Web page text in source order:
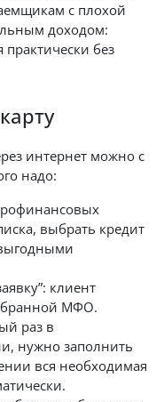
с плохой
доходом:
без
интернет можно с
надо:
выбрать кредит
клиент
МФО.
раз в
нужно заполнить
вся необходимая